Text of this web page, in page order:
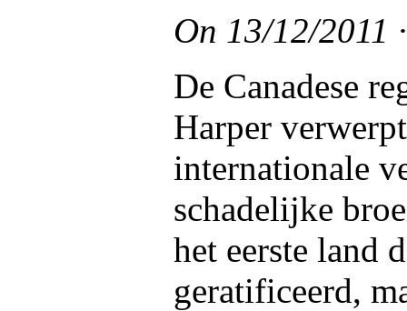
On 13/12/2011
De Canadese
Harper
internationale
schadelijke
het eerste land
geratificeerd,